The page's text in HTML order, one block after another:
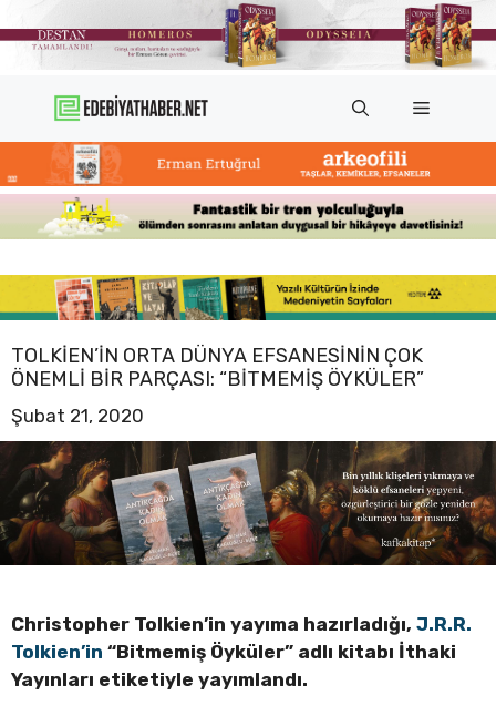
atla
Menü
TOLKIEN’IN ORTA DÜNYA EFSANESININ ÇOK
ÖNEMLI BIR PARÇASI: “BITMEMIŞ ÖYKÜLER”
Şubat 21, 2020
Christopher Tolkien’in yayıma hazırladığı, J.R.R.
Tolkien’in “Bitmemiş Öyküler” adlı kitabı İthaki
Yayınları etiketiyle yayımlandı.